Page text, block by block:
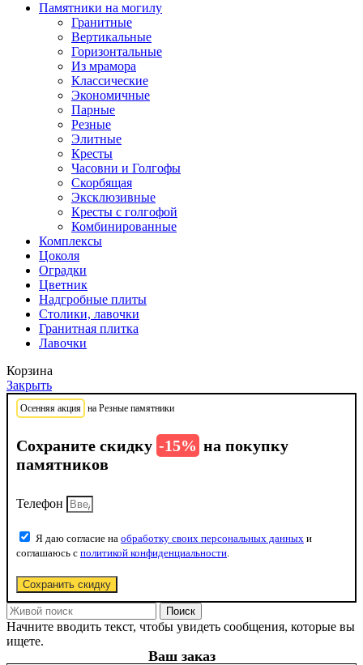
Памятники на могилу
Гранитные
Вертикальные
Горизонтальные
Из мрамора
Классические
Экономичные
Парные
Резные
Элитные
Кресты
Часовни и Голгофы
Скорбящая
Эксклюзивные
Кресты с голгофой
Комбинированные
Комплексы
Цоколя
Оградки
Цветник
Надгробные плиты
Столики, лавочки
Гранитная плитка
Лавочки
Корзина
Закрыть
Осенняя акция на Резные памятники
Сохраните скидку -15% на покупку
памятников
Телефон
Я даю согласие на обработку своих персональных данных и
соглашаюсь с политикой конфиденциальности
Сохранить скидку
Поиск
Начните вводить текст, чтобы увидеть сообщения, которые вы
ищете.
Ваш заказ